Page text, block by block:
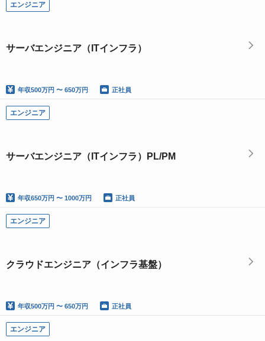
エンジニア
サーバエンジニア（ITインフラ）
年収500万円 〜 650万円 正社員
エンジニア
サーバエンジニア（ITインフラ）PL/PM
年収650万円 〜 1000万円 正社員
エンジニア
クラウドエンジニア（インフラ基盤）
年収500万円 〜 650万円 正社員
エンジニア